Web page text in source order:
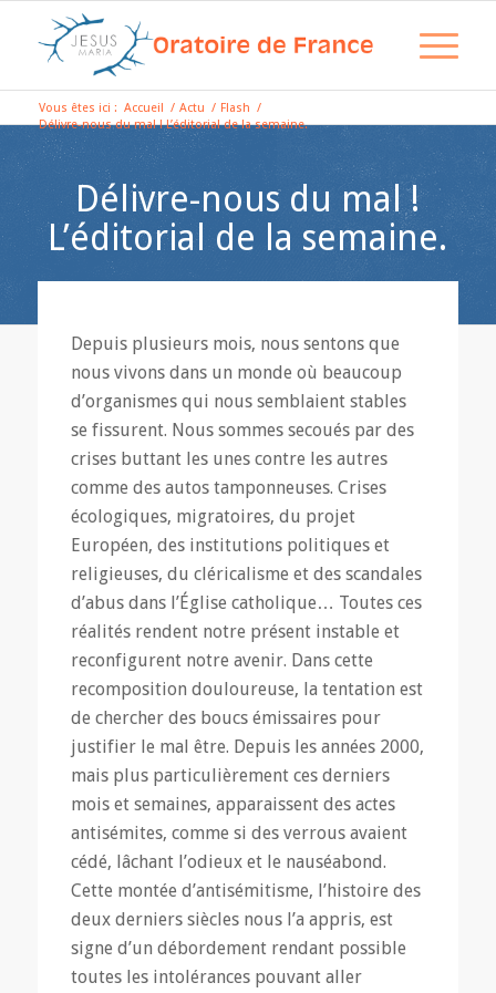
Vous êtes ici : Accueil / Actu / Flash /
Délivre-nous du mal ! L’éditorial de la semaine.
Délivre-nous du mal !
L’éditorial de la semaine.
Depuis plusieurs mois, nous sentons que
nous vivons dans un monde où beaucoup
d’organismes qui nous semblaient stables
se fissurent. Nous sommes secoués par des
crises buttant les unes contre les autres
comme des autos tamponneuses. Crises
écologiques, migratoires, du projet
Européen, des institutions politiques et
religieuses, du cléricalisme et des scandales
d’abus dans l’Église catholique… Toutes ces
réalités rendent notre présent instable et
reconfigurent notre avenir. Dans cette
recomposition douloureuse, la tentation est
de chercher des boucs émissaires pour
justifier le mal être. Depuis les années 2000,
mais plus particulièrement ces derniers
mois et semaines, apparaissent des actes
antisémites, comme si des verrous avaient
cédé, lâchant l’odieux et le nauséabond.
Cette montée d’antisémitisme, l’histoire des
deux derniers siècles nous l’a appris, est
signe d’un débordement rendant possible
toutes les intolérances pouvant aller